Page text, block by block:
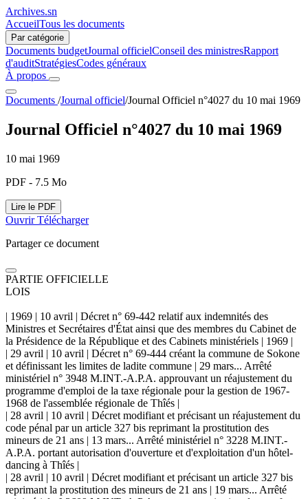
Archives.sn
AccueilTous les documents
Par catégorie
Documents budgetJournal officielConseil des ministresRapport
d'auditStratégiesCodes généraux
À propos
Documents /Journal officiel/Journal Officiel n°4027 du 10 mai 1969
Journal Officiel n°4027 du 10 mai 1969
10 mai 1969
PDF - 7.5 Mo
Lire le PDF
OuvrirTélécharger
Partager ce document
PARTIE OFFICIELLE
LOIS
| 1969 | 10 avril | Décret n° 69-442 relatif aux indemnités des
Ministres et Secrétaires d'État ainsi que des membres du Cabinet de
la Présidence de la République et des Cabinets ministériels | 1969 |
| 29 avril | 10 avril | Décret n° 69-444 créant la commune de Sokone
et définissant les limites de ladite commune | 29 mars... Arrêté
ministériel n° 3948 M.INT.-A.P.A. approuvant un réajustement du
programme d'emploi de la taxe régionale pour la gestion de 1967-
1968 de l'assemblée régionale de Thîés |
| 28 avril | 10 avril | Décret modifiant et précisant un réajustement du
code pénal par un article 327 bis reprimant la prostitution des
mineurs de 21 ans | 13 mars... Arrêté ministériel n° 3228 M.INT.-
A.P.A. portant autorisation d'ouverture et d'exploitation d'un hôtel-
dancing à Thîés |
| 28 avril | 10 avril | Décret modifiant et précisant un article 327 bis
reprimant la prostitution des mineurs de 21 ans | 19 mars... Arrêté